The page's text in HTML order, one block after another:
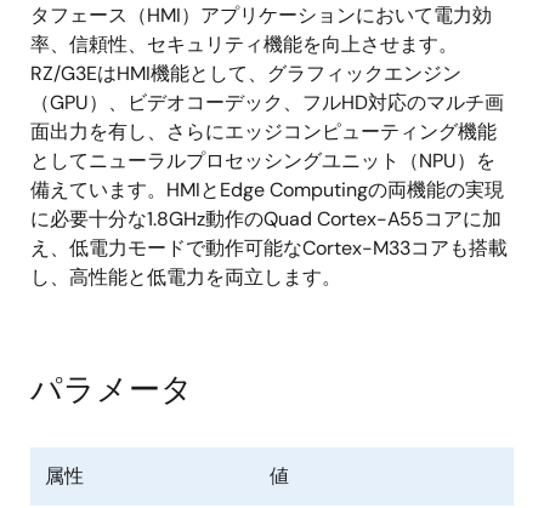
タフェース（HMI）アプリケーションにおいて電力効
率、信頼性、セキュリティ機能を向上させます。
RZ/G3EはHMI機能として、グラフィックエンジン
（GPU）、ビデオコーデック、フルHD対応のマルチ画
面出力を有し、さらにエッジコンピューティング機能
としてニューラルプロセッシングユニット（NPU）を
備えています。HMIとEdge Computingの両機能の実現
に必要十分な1.8GHz動作のQuad Cortex-A55コアに加
え、低電力モードで動作可能なCortex-M33コアも搭載
し、高性能と低電力を両立します。
パラメータ
属性 値